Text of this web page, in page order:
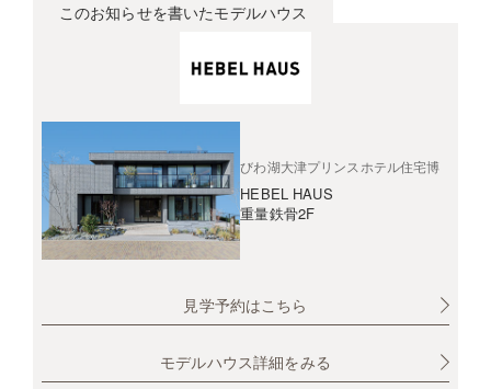
このお知らせを書いたモデルハウス
びわ湖大津プリンスホテル住宅博
HEBEL HAUS
重量鉄骨2F
見学予約はこちら
モデルハウス詳細をみる